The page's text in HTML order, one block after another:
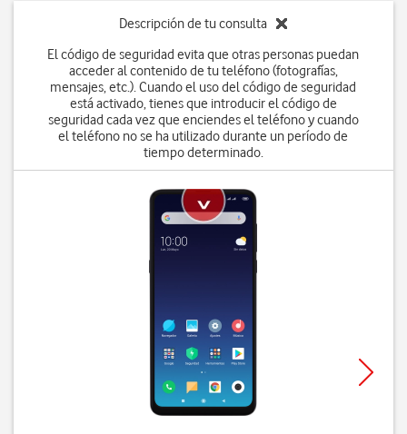
Descripción de tu consulta
El código de seguridad evita que otras personas puedan
acceder al contenido de tu teléfono (fotografías,
mensajes, etc.). Cuando el uso del código de seguridad
está activado, tienes que introducir el código de
seguridad cada vez que enciendes el teléfono y cuando
el teléfono no se ha utilizado durante un período de
tiempo determinado.